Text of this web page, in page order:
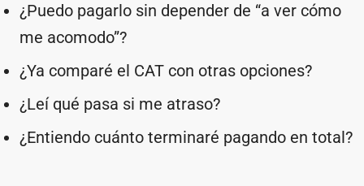
¿Puedo pagarlo sin depender de “a ver cómo
me acomodo”?
¿Ya comparé el CAT con otras opciones?
¿Leí qué pasa si me atraso?
¿Entiendo cuánto terminaré pagando en total?